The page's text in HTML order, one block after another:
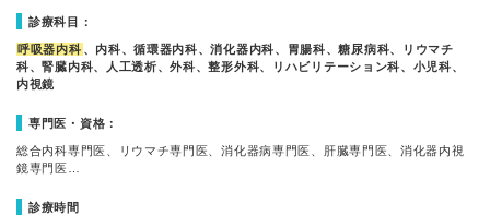
診療科目：
呼吸器内科 、内科、循環器内科、消化器内科、胃腸科、糖尿病科、リウマチ
科、腎臓内科、人工透析、外科、整形外科、リハビリテーション科、小児科、
内視鏡
専門医・資格：
総合内科専門医、リウマチ専門医、消化器病専門医、肝臓専門医、消化器内視
鏡専門医…
診療時間